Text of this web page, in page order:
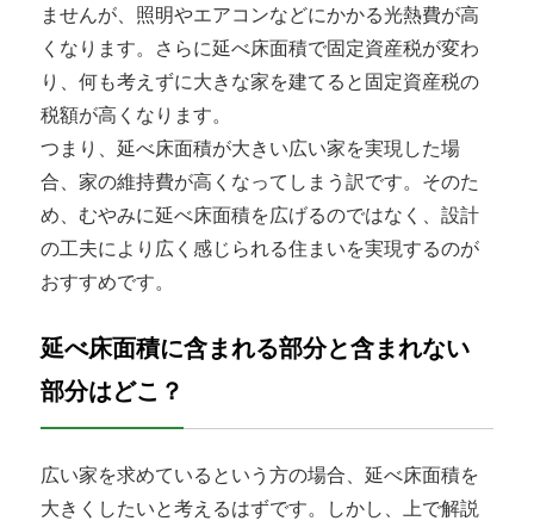
ませんが、照明やエアコンなどにかかる光熱費が高
くなります。さらに延べ床面積で固定資産税が変わ
り、何も考えずに大きな家を建てると固定資産税の
税額が高くなります。
つまり、延べ床面積が大きい広い家を実現した場
合、家の維持費が高くなってしまう訳です。そのた
め、むやみに延べ床面積を広げるのではなく、設計
の工夫により広く感じられる住まいを実現するのが
おすすめです。
延べ床面積に含まれる部分と含まれない
部分はどこ？
広い家を求めているという方の場合、延べ床面積を
大きくしたいと考えるはずです。しかし、上で解説